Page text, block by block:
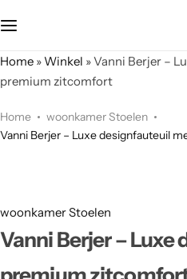
Home »Winkel »Vanni Berjer –
premium zitcomfort
Home
woonkamer Stoelen
Vanni Berjer – Luxe designfauteuil
woonkamer Stoelen
Vanni Berjer –